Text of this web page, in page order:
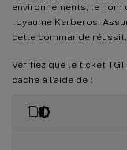
environnements, le nom
royaume Kerberos.
cette commande
Vérifiez que le ticket
cache à l’aide de :